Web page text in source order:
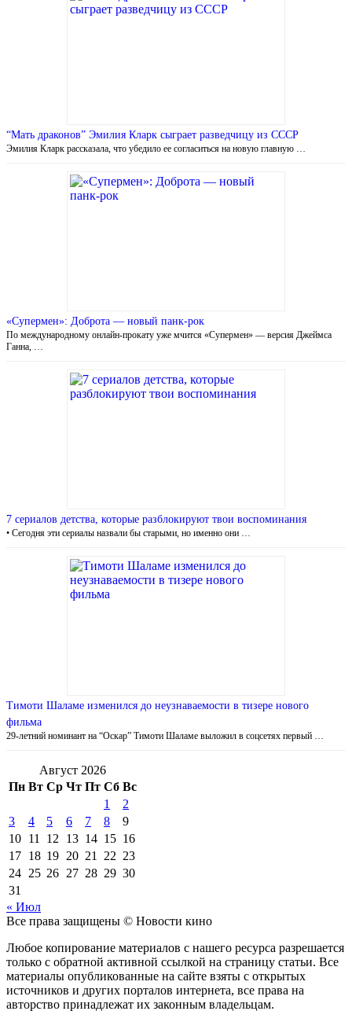
“Мать драконов” Эмилия Кларк сыграет разведчицу из СССР
Эмилия Кларк рассказала, что убедило ее согласиться на новую главную …
«Супермен»: Доброта — новый панк-рок
По международному онлайн-прокату уже мчится «Супермен» — версия Джеймса
Ганна, …
7 сериалов детства, которые разблокируют твои воспоминания
• Сегодня эти сериалы назвали бы старыми, но именно они …
Тимоти Шаламе изменился до неузнаваемости в тизере нового
фильма
29-летний номинант на “Оскар” Тимоти Шаламе выложил в соцсетях первый …
Август 2026
Пн Вт Ср Чт Пт Сб Вс
1
2
3
4 5 6 7 8
9
10 11 12 13 14 15 16
17 18 19 20 21 22 23
24 25 26 27 28 29 30
31
« Июл
Все права защищены © Новости кино
Любое копирование материалов с нашего ресурса разрешается
только с обратной активной ссылкой на страницу статьи. Все
материалы опубликованные на сайте взяты с открытых
источников и других порталов интернета, все права на
авторство принадлежат их законным владельцам.